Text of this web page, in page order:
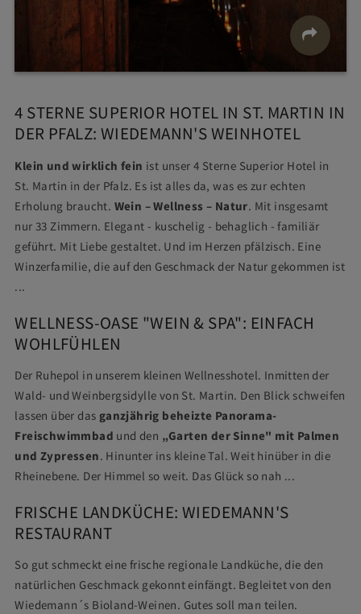
4 STERNE SUPERIOR HOTEL IN ST. MARTIN IN
DER PFALZ: WIEDEMANN'S WEINHOTEL
Klein und wirklich fein ist unser 4 Sterne Superior Hotel in
St. Martin in der Pfalz. Es ist alles da, was es zur echten
Erholung braucht. Wein – Wellness – Natur. Mit insgesamt
nur 33 Zimmern. Elegant - kuschelig - behaglich - familiär
geführt. Mit Liebe gestaltet. Und im Herzen pfälzisch. Eine
Winzerfamilie, die auf den Geschmack der Natur gekommen ist
...
WELLNESS-OASE "WEIN & SPA": EINFACH
WOHLFÜHLEN
Der Ruhepol in unserem kleinen Wellnesshotel. Inmitten der
Wald- und Weinbergsidylle von St. Martin. Den Blick schweifen
lassen über das ganzjährig beheizte Panorama-
Freischwimmbad und den „Garten der Sinne" mit Palmen
und Zypressen. Hinunter ins kleine Tal. Weit hinüber in die
Rheinebene. Der Himmel so weit. Das Glück so nah ...
FRISCHE LANDKÜCHE: WIEDEMANN'S
RESTAURANT
So gut schmeckt eine frische regionale Landküche, die den
natürlichen Geschmack gekonnt einfängt. Begleitet von den
Wiedemann´s Bioland-Weinen. Gutes soll man teilen.